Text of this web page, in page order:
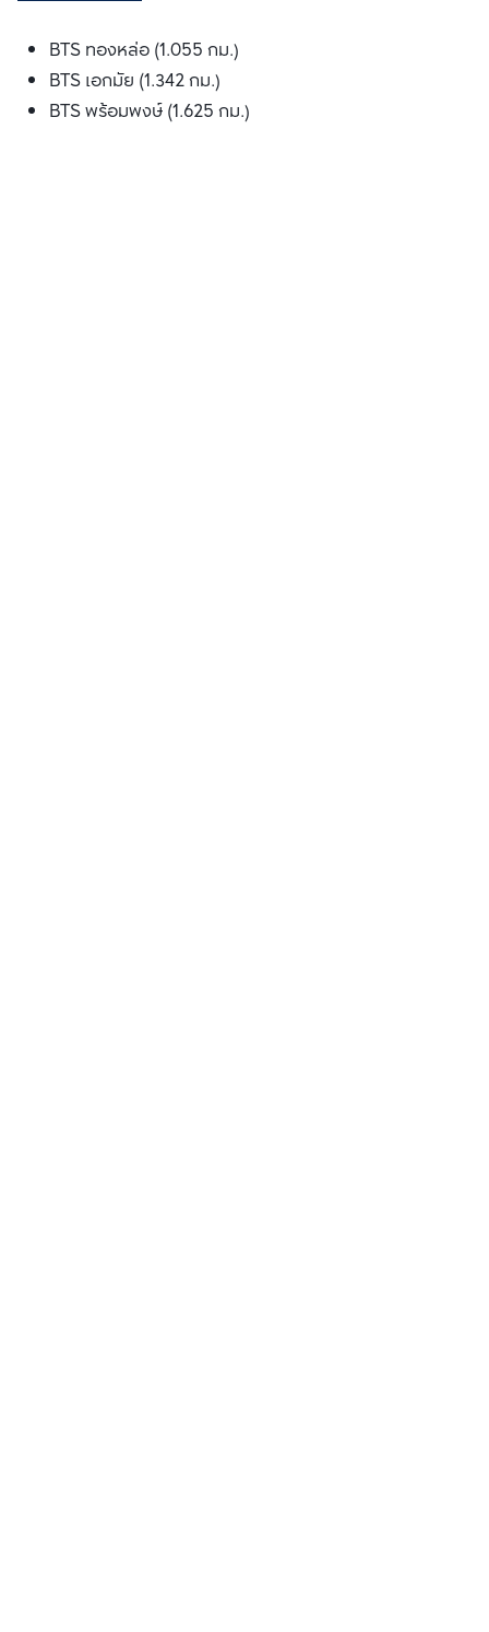
BTS ทองหล่อ (1.055 กม.)
BTS เอกมัย (1.342 กม.)
BTS พร้อมพงษ์ (1.625 กม.)